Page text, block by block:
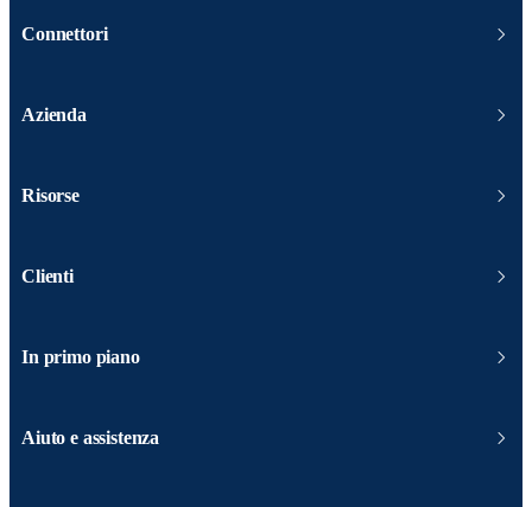
Connettori
Azienda
Risorse
Clienti
In primo piano
Aiuto e assistenza